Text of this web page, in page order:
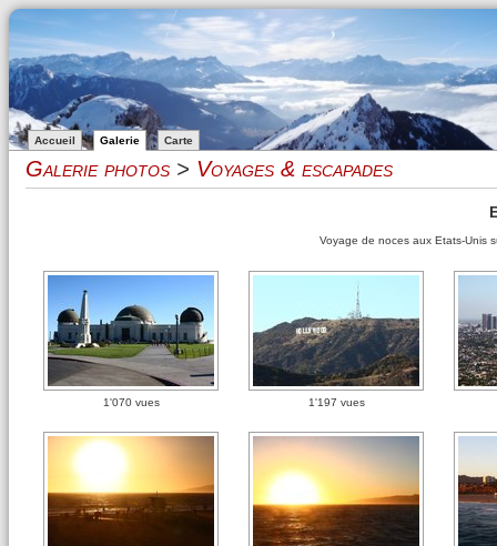
Accueil Galerie Carte
Galerie photos > Voyages & escapades
Voyage de noces aux Etats-Unis
1'070 vues 1'197 vues